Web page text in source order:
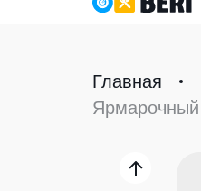
Главная
Ярмарочный